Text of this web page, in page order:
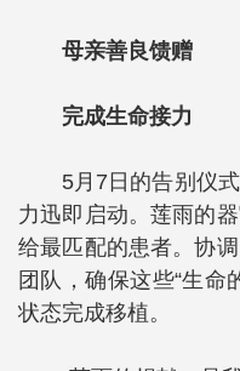
母亲善良馈赠
完成生命接力
5月7日的告别仪
力迅即启动。莲雨的
给最匹配的患者。协
团队，确保这些“生命
状态完成移植。